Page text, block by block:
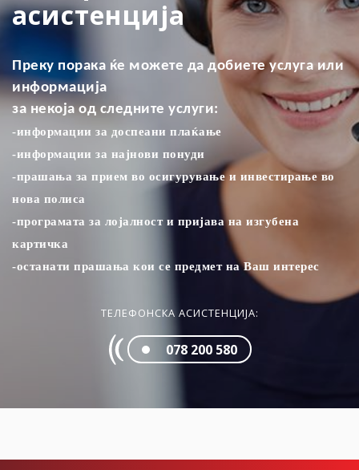
асистенција
Преку порака ќе можете да добиете услуга или
информација
за некоја од следните услуги:
-информации за доспеани плаќањe
-информации за најнови понуди
-прашања за прием во осигурување и инвестирање во
нова полиса
-програмата за лојалност и пријава на изгубена
картичка
-останати прашања кои се предмет на Ваш интерес
ТЕЛЕФОНСКА АСИСТЕНЦИЈА:
078 200 580